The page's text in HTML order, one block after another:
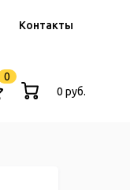
Контакты
0
0 руб.